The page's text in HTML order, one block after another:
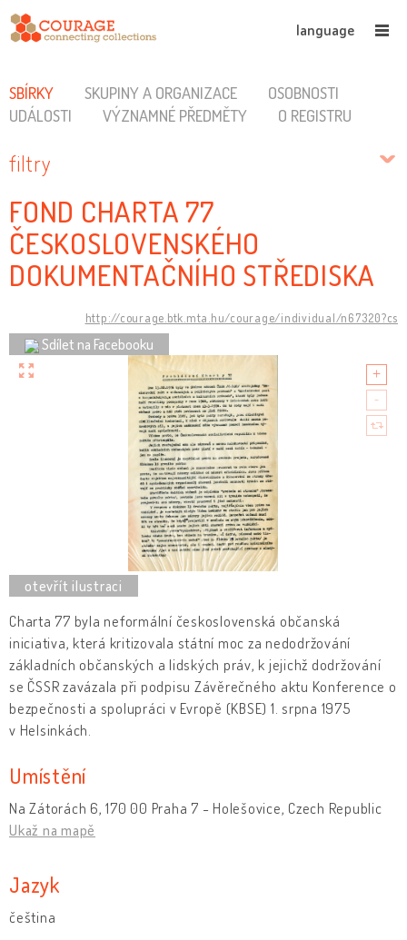
language
SBÍRKY SKUPINY A ORGANIZACE
OSOBNOSTI
UDÁLOSTI
VÝZNAMNÉ PŘEDMĚTY O REGISTRU
filtry
FOND CHARTA 77
ČESKOSLOVENSKÉHO
DOKUMENTAČNÍHO STŘEDISKA
http://courage.btk.mta.hu/courage/individual/n67320?cs
Sdílet na Facebooku
Charta 77 byla neformální československá občanská
iniciativa, která kritizovala státní moc za nedodržování
základních občanských a lidských práv, k jejichž dodržování
se ČSSR zavázala při podpisu Závěrečného aktu Konference o
bezpečnosti a spolupráci v Evropě (KBSE) 1. srpna 1975
v Helsinkách.
Umístění
Na Zátorách 6, 170 00 Praha 7 - Holešovice, Czech Republic
Ukaž na mapě
Jazyk
čeština